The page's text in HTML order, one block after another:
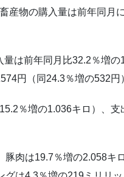
産物の購入量は前年同月
は前年同月比32.2％増の
円（同24.3％増の532円
％増の1.036キロ）、支
肉は19.7％増の2.058キ